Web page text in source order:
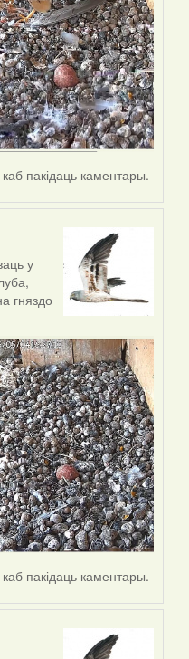
каб пакідаць каментары.
у
гняздо
каб пакідаць каментары.